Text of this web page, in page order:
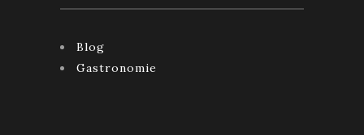
Blog
Gastronomie